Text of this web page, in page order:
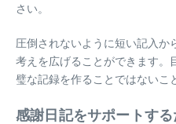
さい。
圧倒されないように短い記入か
考えを広げることができます。
璧な記録を作ることではないこ
感謝日記をサポートす